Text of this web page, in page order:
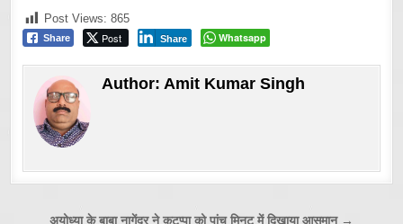
Post Views: 865
Share Post Share Whatsapp
Author:Amit Kumar Singh
अयोध्या के बाबा नागेंद्र ने कटप्पा को पांच मिनट में दिखाया आसमान →